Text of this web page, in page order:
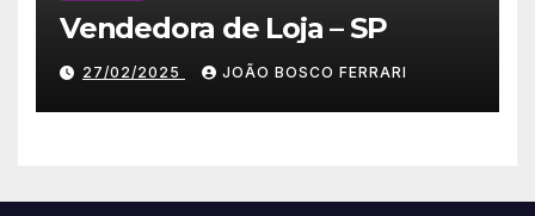
Vendedora de Loja – SP
27/02/2025 JOÃO BOSCO FERRARI